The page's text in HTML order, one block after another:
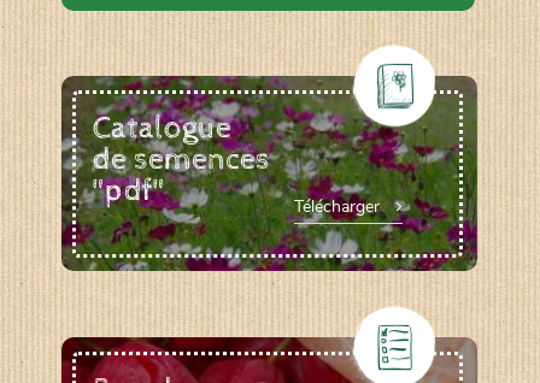
Catalogue
de semences
"pdf"
Télécharger